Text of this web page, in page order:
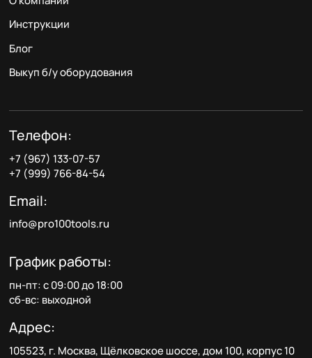
Инструкции
Блог
Выкуп б/у оборудования
Телефон:
+7 (967) 133-07-57
+7 (999) 766-84-54
Email:
info@pro100tools.ru
График работы:
пн-пт: с 09:00 до 18:00
сб-вс: выходной
Адрес:
105523, г. Москва, Щёлковское шоссе, дом 100, корпус 10